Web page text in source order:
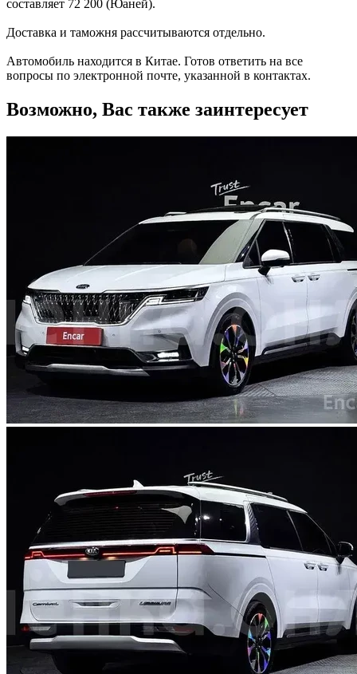
составляет 72 200 (Юаней).
Доставка и таможня рассчитываются отдельно.
Автомобиль находится в Китае. Готов ответить на все
вопросы по электронной почте, указанной в контактах.
Возможно, Вас также заинтересует